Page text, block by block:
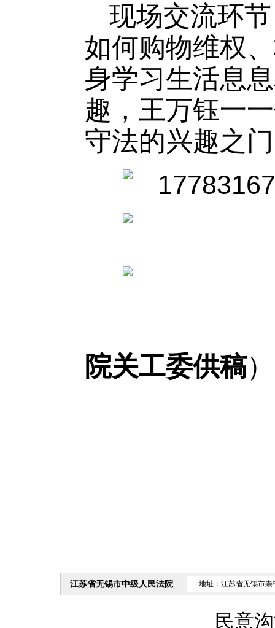
现场交流环
如何购物维权
身学习生活息
趣，王万钰一
守法的兴趣之
院关工委供稿）
江苏省无锡市中级人民法院 地址：江苏省无锡市崇
民意